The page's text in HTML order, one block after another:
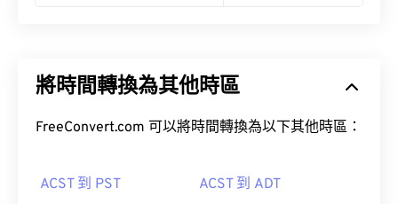
將時間轉換為其他時區
FreeConvert.com 可以將時間轉換為以下其他時區：
ACST 到 PST ACST 到 ADT